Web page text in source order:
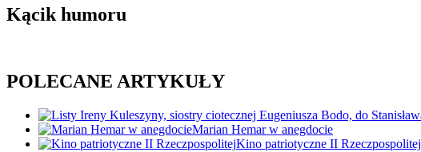
Kącik humoru
POLECANE ARTYKUŁY
Marian Hemar w anegdocie
Kino patriotyczne II Rzeczpospolitej